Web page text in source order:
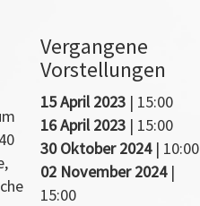
Vergangene
Vorstellungen
15 April 2023 | 15:00
16 April 2023 | 15:00
30 Oktober 2024| 10:00
02 November 2024|
15:00